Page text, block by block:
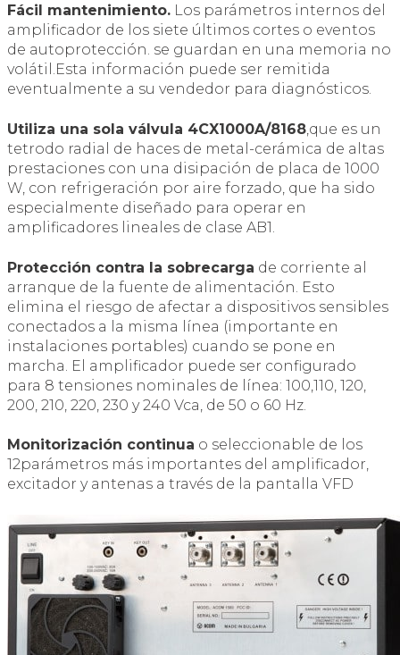
Fácil mantenimiento. Los parámetros internos del
amplificador de los siete últimos cortes o eventos
de autoprotección. se guardan en una memoria no
volátil.Esta información puede ser remitida
eventualmente a su vendedor para diagnósticos.
Utiliza una sola válvula 4CX1000A/8168 ,que es un
tetrodo radial de haces de metal-cerámica de altas
prestaciones con una disipación de placa de 1000
W, con refrigeración por aire forzado, que ha sido
especialmente diseñado para operar en
amplificadores lineales de clase AB1.
Protección contra la sobrecarga de corriente al
arranque de la fuente de alimentación. Esto
elimina el riesgo de afectar a dispositivos sensibles
conectados a la misma línea (importante en
instalaciones portables) cuando se pone en
marcha. El amplificador puede ser configurado
para 8 tensiones nominales de línea: 100,110, 120,
200, 210, 220, 230 y 240 Vca, de 50 o 60 Hz.
Monitorización continua o seleccionable de los
12parámetros más importantes del amplificador,
excitador y antenas a través de la pantalla VFD